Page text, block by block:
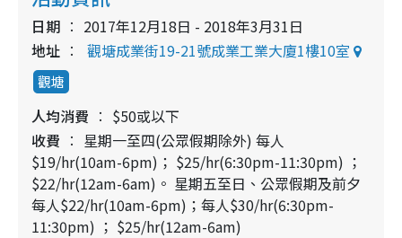
日期
2017年12月18日 - 2018年3月31日
地址
觀塘成業街19-21號成業工業大廈1樓10室
觀塘
人均消費
$50或以下
收費
星期一至四(公眾假期除外) 每人
$19/hr(10am-6pm)； $25/hr(6:30pm-11:30pm) ；
$22/hr(12am-6am)。 星期五至日、公眾假期及前夕
每人$22/hr(10am-6pm)；每人$30/hr(6:30pm-
11:30pm) ； $25/hr(12am-6am)